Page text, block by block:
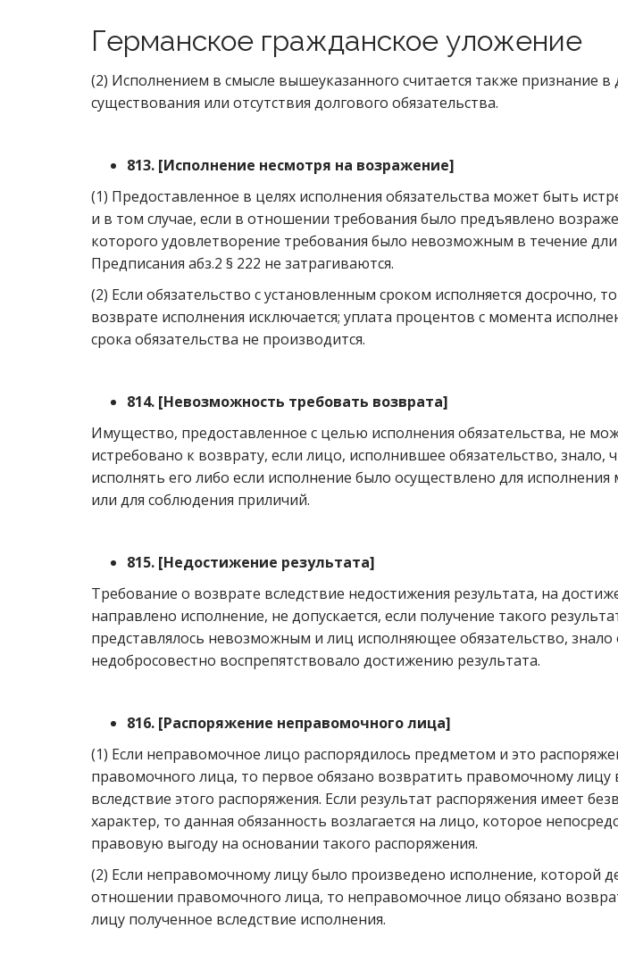
Германское гражданское уложение
(2) Исполнением в смысле вышеуказанного считается также признание в
существования или отсутствия долгового обязательства.
813. [Исполнение несмотря на возражение]
(1) Предоставленное в целях исполнения обязательства может быть
и в том случае, если в отношении требования было предъявлено
которого удовлетворение требования было невозможным в течение
Предписания абз.2 § 222 не затрагиваются.
(2) Если обязательство с установленным сроком исполняется досрочно,
возврате исполнения исключается; уплата процентов с момента
срока обязательства не производится.
814. [Невозможность требовать возврата]
Имущество, предоставленное с целью исполнения обязательства, не
истребовано к возврату, если лицо, исполнившее обязательство, знало,
исполнять его либо если исполнение было осуществлено для исполнения
или для соблюдения приличий.
815. [Недостижение результата]
Требование о возврате вследствие недостижения результата, на
направлено исполнение, не допускается, если получение такого
представлялось невозможным и лиц исполняющее обязательство, знало
недобросовестно воспрепятствовало достижению результата.
816. [Распоряжение неправомочного лица]
(1) Если неправомочное лицо распорядилось предметом и это
правомочного лица, то первое обязано возвратить правомочному лицу
вследствие этого распоряжения. Если результат распоряжения имеет
характер, то данная обязанность возлагается на лицо, которое
правовую выгоду на основании такого распоряжения.
(2) Если неправомочному лицу было произведено исполнение, которой
отношении правомочного лица, то неправомочное лицо обязано
лицу полученное вследствие исполнения.